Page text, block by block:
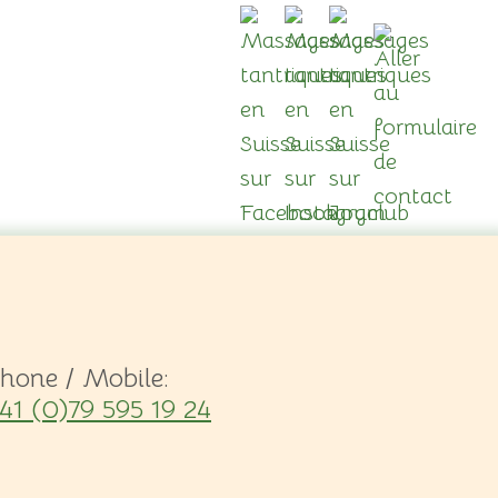
/ Mobile:
(0)79 595 19 24